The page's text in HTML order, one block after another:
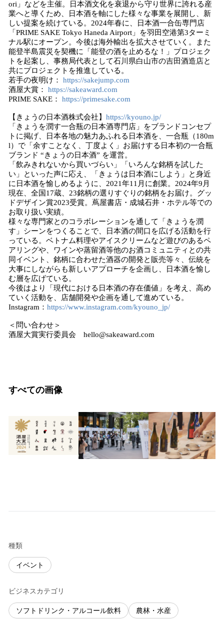
ori」などを主催。日本酒文化を衰退から守り世界に誇れる産
業へと導くため、日本酒を軸にした様々な事業を展開し、新
しい提案を続けている。2024年春に、日本酒一合缶専門店
「PRIME SAKE Tokyo Haneda Airport」を羽田空港第3ターミ
ナル駅にオープン。今後は海外輸出を拡大させていく。また
能登半島震災を契機に「能登の酒を止めるな！」プロジェク
トを起案し、事務局代表として石川県白山市の吉田酒造店と
共にプロジェクトを推進している。
若手の夜明け： https://sakejump.com
酒屋大賞： https://sakeaward.com
PRIME SAKE： https://primesake.com
【きょうの日本酒株式会社】 https://kyouno.jp/
「きょうを潤す一合瓶の日本酒専門店」をブランドコンセプ
トに掲げ、日本各地の魅力あふれる日本酒を、一合瓶（180m
l）で「余すことなく、丁度よく」お届けする日本初の一合瓶
ブランド “きょうの日本酒” を運営。
「飲みきれないから買いづらい」「いろんな銘柄を試した
い」といった声に応え、「きょうは日本酒にしよう」と身近
に日本酒を愉しめるように、2021年11月に創業。2024年9月
現在、全国17蔵、23銘柄の選りすぐりの銘柄をお届け。グッ
ドデザイン賞2023受賞。蔦屋書店・成城石井・ホテル等での
お取り扱い実績。
様々な専門家とのコラボレーションを通して「きょうを潤
す」シーンをつくることで、日本酒の間口を広げる活動を行
っている。ベトナム料理やアイスクリームなど遊びのあるペ
アリングや、ワインや蒸留酒等他のお酒コミュニティとの共
同イベント、銘柄に合わせた酒器の開発と販売等々、伝統を
大事にしながらも新しいアプローチを企画し、日本酒を愉し
む層を広げている。
今後はより「現代における日本酒の存在価値」を考え、高め
ていく活動を、店舗開発や企画を通して進めている。
Instagram： https://www.instagram.com/kyouno_jp/
＜問い合わせ＞
酒屋大賞実行委員会 hello@sakeaward.com
すべての画像
種類
イベント
ビジネスカテゴリ
ソフトドリンク・アルコール飲料 農林・水産